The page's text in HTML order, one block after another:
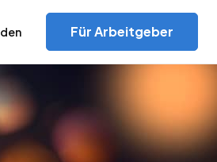
Für Arbeitgeber